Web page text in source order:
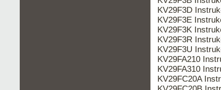
KV29F3D
KV29F3E
KV29F3K
KV29F3R
KV29F3U
KV29FA210
KV29FA310
KV29FC20A